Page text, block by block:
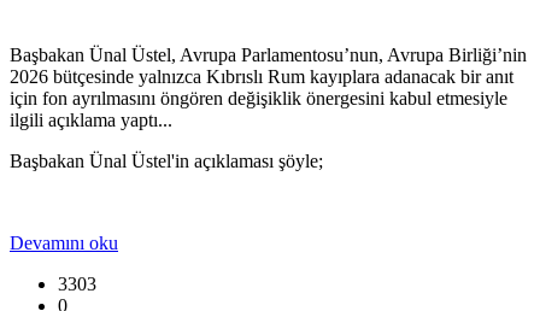
Başbakan Ünal Üstel, Avrupa Parlamentosu’nun, Avrupa Birliği’nin
2026 bütçesinde yalnızca Kıbrıslı Rum kayıplara adanacak bir anıt
için fon ayrılmasını öngören değişiklik önergesini kabul etmesiyle
ilgili açıklama yaptı...
Başbakan Ünal Üstel'in açıklaması şöyle;
Devamını oku
3303
0